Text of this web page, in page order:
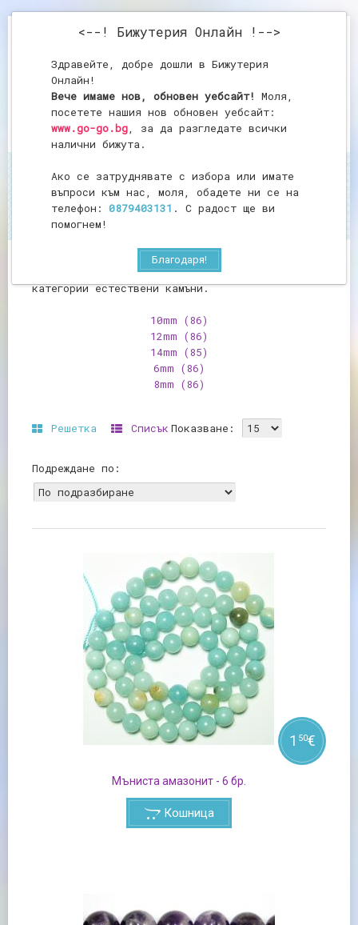
<--! Бижутерия Онлайн !-->
Здравейте, добре дошли в Бижутерия
Онлайн!
Вече имаме нов, обновен уебсайт! Моля,
посетете нашия нов обновен уебсайт:
www.go-go.bg, за да разгледате всички
налични бижута.
Ако се затруднявате с избора или имате
въпроси към нас, моля, обадете ни се на
телефон: 0879403131 . С радост ще ви
помогнем!
Благодаря!
Начало Мъниста
Мъниста
Бижутерия онлайн предлагамъниста
категории естествени камъни.
10mm (86)
12mm (86)
14mm (85)
6mm (86)
8mm (86)
Решетка Списък Показване:
Подреждане по:
Мъниста амазонит - 6 бр.
1 50€
Кошница